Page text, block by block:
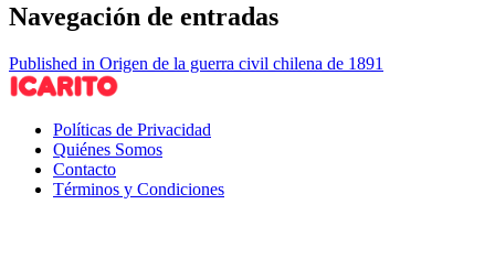
Navegación de entradas
Published in Origen de la guerra civil chilena de 1891
Políticas de Privacidad
Quiénes Somos
Contacto
Términos y Condiciones